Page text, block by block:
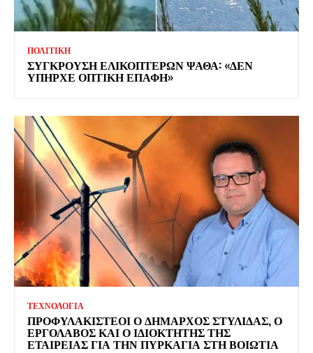
ΠΟΛΙΤΙΚΗ
ΣΥΓΚΡΟΥΣΗ ΕΛΙΚΟΠΤΕΡΩΝ ΨΑΘΑ: «ΔΕΝ
ΥΠΗΡΧΕ ΟΠΤΙΚΗ ΕΠΑΦΗ»
ΤΕΧΝΟΛΟΓΙΑ
ΠΡΟΦΥΛΑΚΙΣΤΕΟΙ Ο ΔΗΜΑΡΧΟΣ ΣΤΥΛΙΔΑΣ, Ο
ΕΡΓΟΛΑΒΟΣ ΚΑΙ Ο ΙΔΙΟΚΤΗΤΗΣ ΤΗΣ
ΕΤΑΙΡΕΙΑΣ ΓΙΑ ΤΗΝ ΠΥΡΚΑΓΙΑ ΣΤΗ ΒΟΙΩΤΙΑ